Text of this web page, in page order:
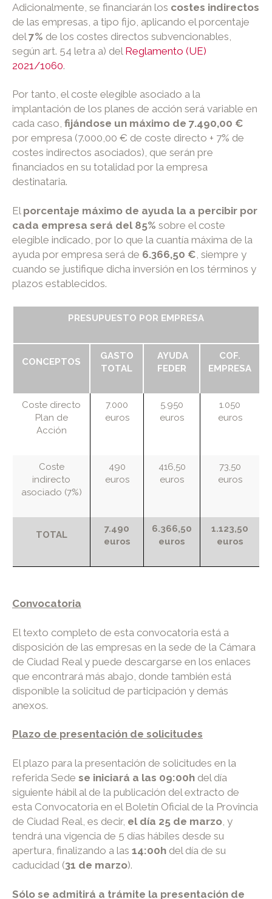
Adicionalmente, se financiarán los costes indirectos
de las empresas, a tipo fijo, aplicando el porcentaje
del 7% de los costes directos subvencionables,
según art. 54 letra a) del Reglamento (UE)
2021/1060.
Por tanto, el coste elegible asociado a la
implantación de los planes de acción será variable en
cada caso, fijándose un máximo de 7.490,00 €
por empresa (7.000,00 € de coste directo + 7% de
costes indirectos asociados), que serán pre
financiados en su totalidad por la empresa
destinataria.
El porcentaje máximo de ayuda la a percibir por
cada empresa será del 85% sobre el coste
elegible indicado, por lo que la cuantía máxima de la
ayuda por empresa será de 6.366,50 €, siempre y
cuando se justifique dicha inversión en los términos y
plazos establecidos.
PRESUPUESTO POR EMPRESA
CONCEPTOS
GASTO
TOTAL
AYUDA
FEDER
COF.
EMPRESA
Coste directo
Plan de
Acción
7.000
euros
5.950
euros
1.050
euros
Coste
indirecto
asociado (7%)
490
euros
416,50
euros
73,50
euros
TOTAL
7.490
euros
6.366,50
euros
1.123,50
euros
Convocatoria
El texto completo de esta convocatoria está a
disposición de las empresas en la sede de la Cámara
de Ciudad Real y puede descargarse en los enlaces
que encontrará más abajo, donde también está
disponible la solicitud de participación y demás
anexos.
Plazo de presentación de solicitudes
El plazo para la presentación de solicitudes en la
referida Sede se iniciará a las 09:00h del día
siguiente hábil al de la publicación del extracto de
esta Convocatoria en el Boletín Oficial de la Provincia
de Ciudad Real, es decir, el día 25 de marzo, y
tendrá una vigencia de 5 días hábiles desde su
apertura, finalizando a las 14:00h del día de su
caducidad (31 de marzo).
Sólo se admitirá a trámite la presentación de